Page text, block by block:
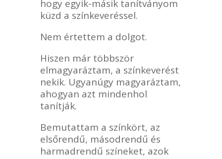
hogy egyik-másik tanítványom
küzd a színkeveréssel.
Nem értettem a dolgot.
Hiszen már többször
elmagyaráztam, a színkeverést
nekik. Ugyanúgy magyaráztam,
ahogyan azt mindenhol
tanítják.
Bemutattam a színkört, az
elsőrendű, másodrendű és
harmadrendű színeket, azok